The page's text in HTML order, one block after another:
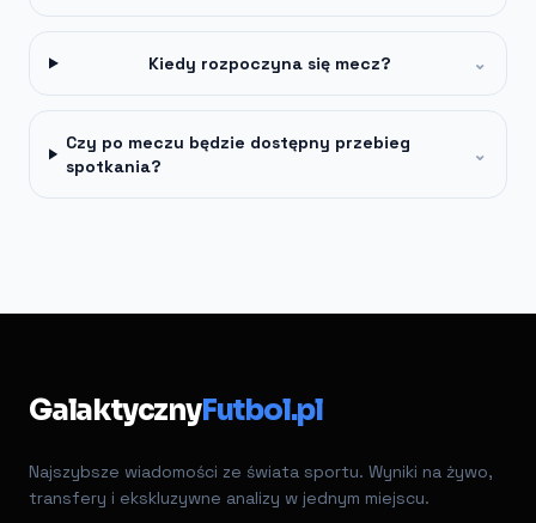
Kiedy rozpoczyna się mecz? ⌄
Czy po meczu będzie dostępny przebieg
spotkania?
⌄
GalaktycznyFutbol.pl
Najszybsze wiadomości ze świata sportu. Wyniki na żywo,
transfery i ekskluzywne analizy w jednym miejscu.